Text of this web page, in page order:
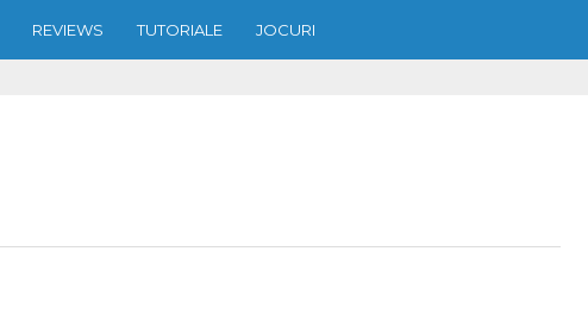
REVIEWS TUTORIALE JOCURI